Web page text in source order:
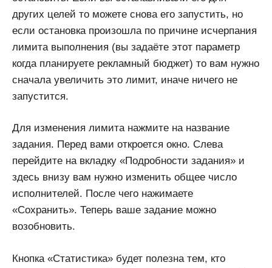
других целей то можете снова его запустить, но
если остановка произошла по причине исчерпания
лимита выполнения (вы задаёте этот параметр
когда планируете рекламный бюджет) то вам нужно
сначала увеличить это лимит, иначе ничего не
запустится.
Для изменения лимита нажмите на название
задания. Перед вами откроется окно. Слева
перейдите на вкладку «Подробности задания» и
здесь внизу вам нужно изменить общее число
исполнителей. После чего нажимаете
«Сохранить». Теперь ваше задание можно
возобновить.
Кнопка «Статистика» будет полезна тем, кто